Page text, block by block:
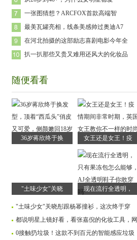
一张图猜想？ARCFOX首款高端智
最美瓦罐亮相，线条美感帅过奥迪A7
在河北拍摄的这部励志喜剧电影今年全
扒一扒那些又贵又难用还风大的化妆品
随便看看
36岁蒋欣终于换 女王还是女王！疫
"土味少女"关晓 现在流行全透明，
"土味少女"关晓彤跟杨幂撞衫，这次终于穿
都说明星上镜好看，看张嘉倪的化妆工具，网
0接触扔垃圾！这款不到百元的智能感应垃圾